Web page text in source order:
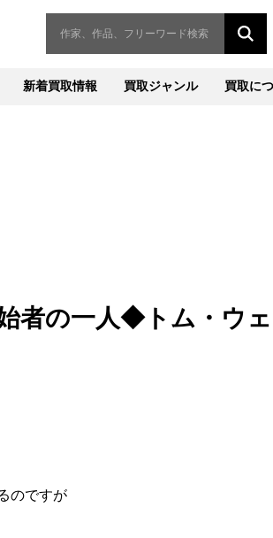
新着買取情報 買取ジャンル 買取に
者の一人◆トム・ウ
のですが